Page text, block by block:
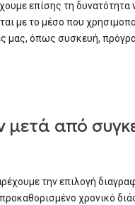
επίσης τη δυνατότητα
με το μέσο που
μας, όπως συσκευή,
από
την επιλογή
χρονικό